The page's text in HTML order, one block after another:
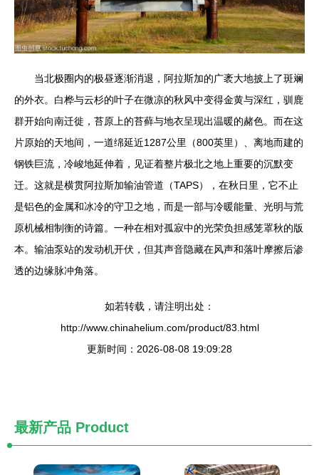
当北极圈内的极昼逐渐消退，阿拉斯加的广袤大地披上了斑斓
的外衣。白桦与云杉的叶子在微凉的秋风中变得金黄与深红，驯鹿
群开始向南迁徙，苔原上的苔藓与地衣呈现出温暖的赭色。而在这
片原始的天地间，一道绵延近1287公里（800英里）、离地而建的
钢铁巨流，冷峻地延伸着，见证着整片极北之地上重要的沉默变
迁。这就是横贯阿拉斯加输油管道（TAPS），在秋日里，它不止
是铝色的金属和冰冷的守卫之地，而是一部与冷暖能量、光明与荒
原机械相制衡的诗篇。一种在相对孤寂中的光荣负担感笼罩秋的版
本。输油泵站的发动机开伏，但其声音隐藏在风声和落叶摩擦后渗
透的边缘脉冲角落。
如若转载，请注明出处：
http://www.chinahelium.com/product/83.html
更新时间：2026-08-08 19:09:28
最新产品 Product